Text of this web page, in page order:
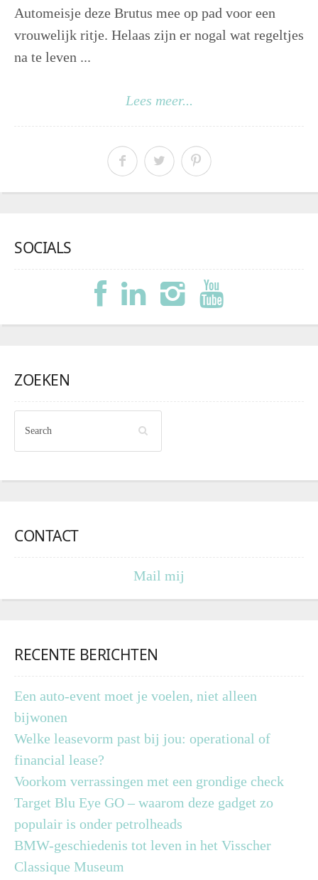
Automeisje deze Brutus mee op pad voor een
vrouwelijk ritje. Helaas zijn er nogal wat regeltjes
na te leven ...
Lees meer...
SOCIALS
ZOEKEN
CONTACT
Mail mij
RECENTE BERICHTEN
Een auto-event moet je voelen, niet alleen
bijwonen
Welke leasevorm past bij jou: operational of
financial lease?
Voorkom verrassingen met een grondige check
Target Blu Eye GO – waarom deze gadget zo
populair is onder petrolheads
BMW-geschiedenis tot leven in het Visscher
Classique Museum